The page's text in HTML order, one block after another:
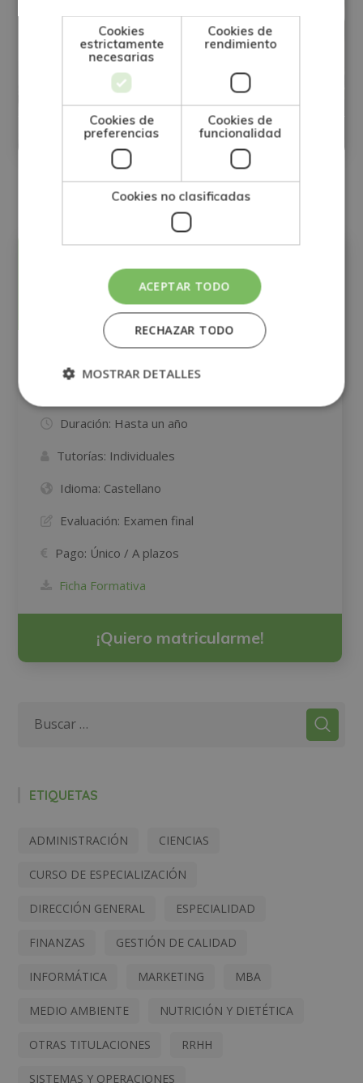
Certificación Experto Superior en
Cocina, Cocinero Profesional y Jefe de
Cocina (Triple Titulación)
Matricúlate:1.580€
Matricúlate:1.580€ 395€
Duración: Hasta un año
Tutorías: Individuales
Idioma: Castellano
Evaluación: Examen final
Pago: Único / A plazos
Ficha Formativa
¡Quiero matricularme!
ETIQUETAS
ADMINISTRACIÓN CIENCIAS
CURSO DE ESPECIALIZACIÓN
DIRECCIÓN GENERAL ESPECIALIDAD
FINANZAS GESTIÓN DE CALIDAD
INFORMÁTICA MARKETING MBA
MEDIO AMBIENTE NUTRICIÓN Y DIETÉTICA
OTRAS TITULACIONES RRHH
SISTEMAS Y OPERACIONES
Cookies
estrictamente
necesarias
Cookies de
rendimiento
Cookies de
preferencias
Cookies de
funcionalidad
Cookies no clasificadas
ACEPTAR TODO
RECHAZAR TODO
MOSTRAR DETALLES